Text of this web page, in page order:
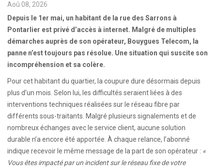
Aoû 08, 2026
Depuis le 1er mai, un habitant de la rue des Sarrons à
Pontarlier est privé d’accès à internet. Malgré de multiples
démarches auprès de son opérateur, Bouygues Telecom, la
panne n’est toujours pas résolue. Une situation qui suscite son
incompréhension et sa colère.
Pour cet habitant du quartier, la coupure dure désormais depuis
plus d’un mois. Selon lui, les difficultés seraient liées à des
interventions techniques réalisées sur le réseau fibre par
différents sous-traitants. Malgré plusieurs signalements et de
nombreux échanges avec le service client, aucune solution
durable n’a encore été apportée. À chaque relance, l’abonné
indique recevoir le même message de la part de son opérateur : «
Vous êtes impacté par un incident sur le réseau fixe de votre